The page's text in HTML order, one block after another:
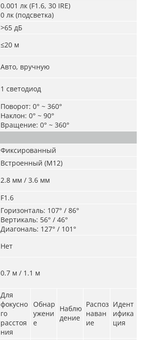
0.001 лк (F1.6, 30 IRE)
0 лк (подсветка)
>65 дБ
≤20 м
Авто, вручную
1 светодиод
Поворот: 0° ~ 360°
Наклон: 0° ~ 90°
Вращение: 0° ~ 360°
Фиксированный
Встроенный (M12)
2.8 мм / 3.6 мм
F1.6
Горизонталь: 107° / 86°
Вертикаль: 56° / 46°
Диагональ: 127° / 101°
Нет
0.7 м / 1.1 м
Для
фокусно
го
расстоя
ния
Обнар
ужени
е
Наблю
дение
Распоз
наван
ие
Идент
ифика
ция